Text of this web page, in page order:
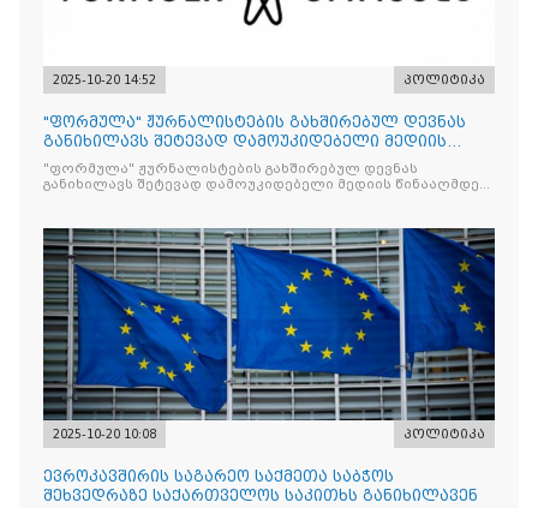
2025-10-20 14:52 პოლიტიკა
"ფორმულა" ჟურნალისტების გახშირებულ დევნას
განიხილავს შეტევად დამოუკიდებელი მედიის
წინააღმდ
"ფორმულა" ჟურნალისტების გახშირებულ დევნას
განიხილავს შეტევად დამოუკიდებელი მედიის წინააღმდეგ,
2025-10-20 10:08 პოლიტიკა
ევროკავშირის საგარეო საქმეთა საბჭოს
შეხვედრაზე საქართველოს საკითხს განიხილავენ